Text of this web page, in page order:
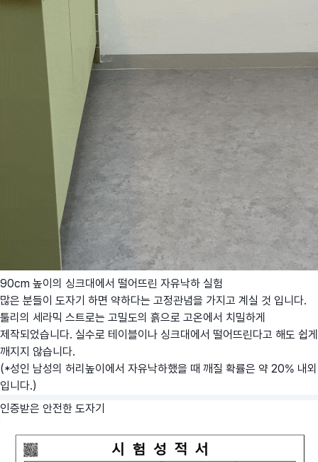
90cm 높이의 싱크대에서 떨어뜨린 자유낙하 실험
많은 분들이 도자기 하면 약하다는 고정관념을 가지고 계실 것 입니다.
툴리의 세라믹 스트로는 고밀도의 흙으로 고온에서 치밀하게
제작되었습니다. 실수로 테이블이나 싱크대에서 떨어뜨린다고 해도 쉽게
깨지지 않습니다.
(*성인 남성의 허리높이에서 자유낙하했을 때 깨질 확률은 약 20% 내외
입니다.)
인증받은 안전한 도자기